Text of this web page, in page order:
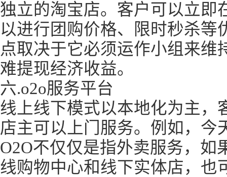
独立的淘宝店。客户可以立即
以进行团购价格、限时秒杀等
点取决于它必须运作小组来维
难提现经济收益。
六.o2o服务平台
线上线下模式以本地化为主，
店主可以上门服务。例如，今
O2O不仅仅是指外卖服务，如
线购物中心和线下实体店，也